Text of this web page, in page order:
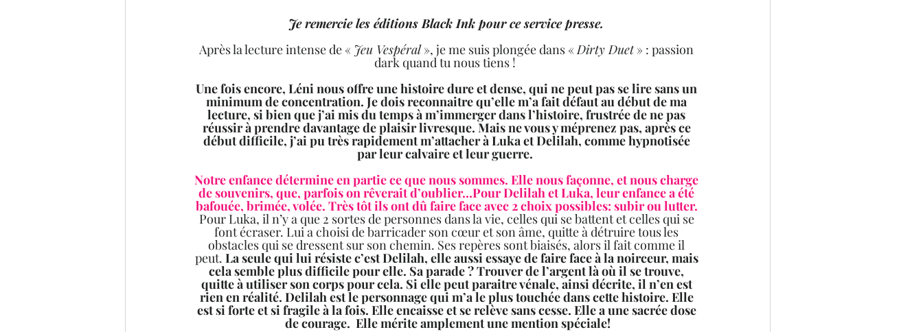
Je remercie les éditions Black Ink pour ce service presse.
Après la lecture intense de « Jeu Vespéral », je me suis plongée dans « Dirty Duet » : passion
dark quand tu nous tiens !
Une fois encore, Léni nous offre une histoire dure et dense, qui ne peut pas se lire sans un
minimum de concentration. Je dois reconnaitre qu’elle m’a fait défaut au début de ma
lecture, si bien que j’ai mis du temps à m’immerger dans l’histoire, frustrée de ne pas
réussir à prendre davantage de plaisir livresque. Mais ne vous y méprenez pas, après ce
début difficile, j’ai pu très rapidement m’attacher à Luka et Delilah, comme hypnotisée
par leur calvaire et leur guerre.
Notre enfance détermine en partie ce que nous sommes. Elle nous façonne, et nous charge
de souvenirs, que, parfois on rêverait d’oublier…Pour Delilah et Luka, leur enfance a été
bafouée, brimée, volée. Très tôt ils ont dû faire face avec 2 choix possibles: subir ou lutter.
Pour Luka, il n’y a que 2 sortes de personnes dans la vie, celles qui se battent et celles qui se
font écraser. Lui a choisi de barricader son cœur et son âme, quitte à détruire tous les
obstacles qui se dressent sur son chemin. Ses repères sont biaisés, alors il fait comme il
peut. La seule qui lui résiste c’est Delilah, elle aussi essaye de faire face à la noirceur, mais
cela semble plus difficile pour elle. Sa parade ? Trouver de l’argent là où il se trouve,
quitte à utiliser son corps pour cela. Si elle peut paraitre vénale, ainsi décrite, il n’en est
rien en réalité. Delilah est le personnage qui m’a le plus touchée dans cette histoire. Elle
est si forte et si fragile à la fois. Elle encaisse et se relève sans cesse. Elle a une sacrée dose
de courage.  Elle mérite amplement une mention spéciale!